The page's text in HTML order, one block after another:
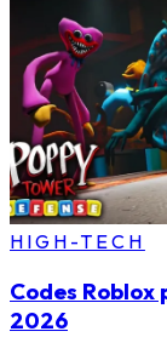
HIGH-TECH
Codes Roblox
2026